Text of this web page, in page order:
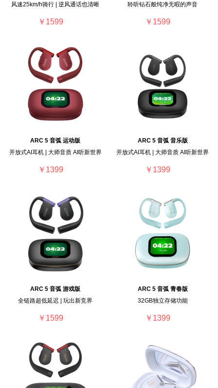
风速25km/h骑行 | 逆风通话也清晰
￥1599
聆听钻石般纯净无暇的声音
￥1599
ARC 5 音弧 运动版
开放式AI耳机 | 大师音质 AI听新世界
￥1399
ARC 5 音弧 音乐版
开放式AI耳机 | 大师音质 AI听新世界
￥1399
ARC 5 音弧 游戏版
全链路超低延迟 | 玩出新竞界
￥1599
ARC 5 音弧 青春版
32GB独立存储功能
￥1399